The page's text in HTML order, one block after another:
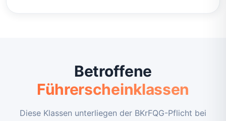
Betroffene
Führerscheinklassen
Diese Klassen unterliegen der BKrFQG-Pflicht bei